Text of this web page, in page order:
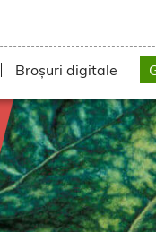
Broșuri digitale